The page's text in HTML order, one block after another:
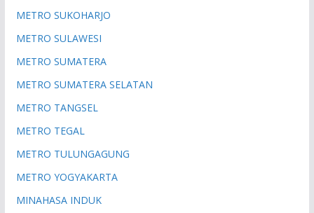
METRO SUKOHARJO
METRO SULAWESI
METRO SUMATERA
METRO SUMATERA SELATAN
METRO TANGSEL
METRO TEGAL
METRO TULUNGAGUNG
METRO YOGYAKARTA
MINAHASA INDUK